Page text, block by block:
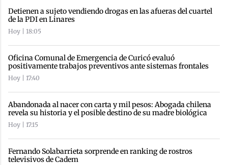
Detienen a sujeto vendiendo drogas en las afueras del cuartel
de la PDI en Linares
Hoy | 18:05
Oficina Comunal de Emergencia de Curicó evaluó
positivamente trabajos preventivos ante sistemas frontales
Hoy | 17:40
Abandonada al nacer con carta y mil pesos: Abogada chilena
revela su historia y el posible destino de su madre biológica
Hoy | 17:15
Fernando Solabarrieta sorprende en ranking de rostros
televisivos de Cadem